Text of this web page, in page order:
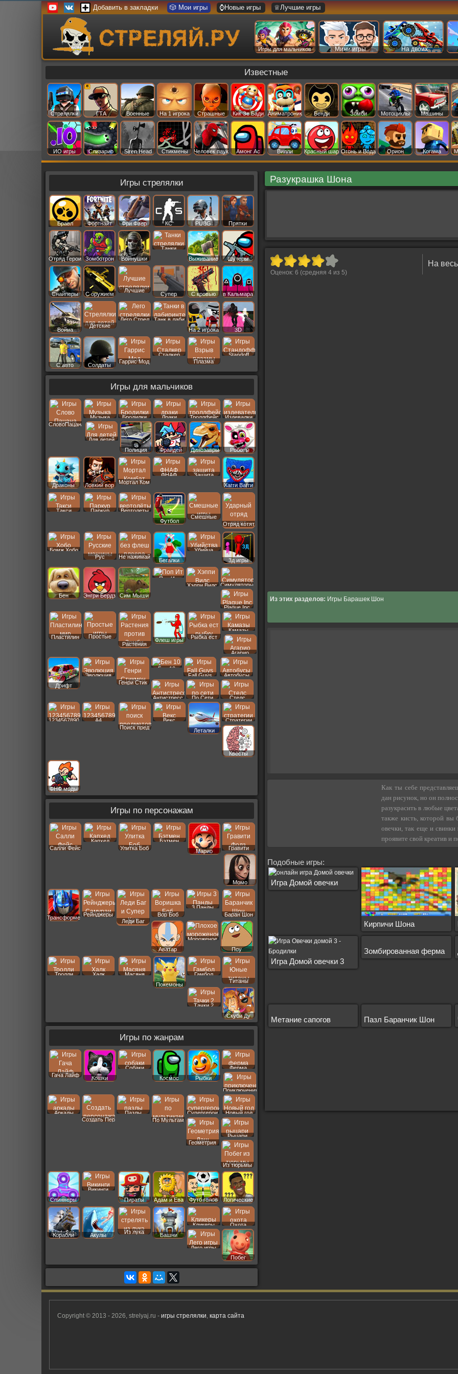
Добавить в закладки 🎲 Мои игры ⌚Новые игры ♕Лучшие игры
Игры для мальчиков Мини игры На двоих
Известные
Стрелялки ГТА Военные На 1 игрока Страшные Кик Зе Бади Аниматроник Бенди Зомби Мотоциклы Машины
ИО игры Слизарио Siren Head Стикмены Человек паук Амонг Ас Вилли Красный шар Огонь и Вода Орион Когама
Разукрашка Шона
Оценок: 6 (средняя 4из 5)
На
Из этих разделов: Игры Барашек Шон
Как ты себе
дан рисунок, но он
разукрасить в любые
также кисть, которой вы
овечки, так еще и
проявите свой креатив и
Подобные игры:
Игра Домой овечки
Кирпичи Шона
Игра Домой овечки 3
Зомбированная ферма
Метание сапогов Пазл Баранчик Шон
Игры стрелялки
Бравл
Старс
Фортнайт Фри Фаер КС PUBG Прятки
Отряд Герои Зомботрон Войнушки
Танки
Выживание
Шутеры
Снайперы С оружием
Лучшие
Супер С кровью в Кальмара
Война
Детские
Лего Стрел
Танк в лаби
На 2 игрока
3D
С авто Солдаты
Гаррис Мод
Сталкер
Плазма
Standoff
Игры для мальчиков
СловоПацана
Музыка Бродилки Драки Троллфейс Издевалки
Для детей
Полиция
Фрайдей Динозавры Роботы
Драконы Ловкий вор
Мортал Ком
ФНАФ
Защита
Хагги Вагги
Такси Паркур
Вертолеты
Футбол
Смешные
Отряд котят
Бомж Хобо
Рус
Не нажимай
Бегалки
Убийца
3д игры
Бен Энгри Бердз Сим Мыши
Поп Ит
Хэппи Вилс Симуляторы
Plague Inc
Пластилин
Простые
Растения
Флеш игры
Рыбка ест
Камазы
Агарио
Дрифт
Эволюция
Генри Стик
Бен 10
Fall Guys
Автобусы
Антистресс По Сети Стелс
1234567890
A4
Поиск пред
Векс
Леталки
Стратегии
Квесты
ФНФ моды
Игры по персонажам
Салли Фейс
Капхед
Улитка Боб
Бэтмен
Марио
Гравити
Фолз
Момо
Трансформеры
Рейнджеры
Леди Баг
Вор Боб
3 Панды
Баран Шон
Аватар
Мороженое
Поу
Тролли Халк
Масяня
Покемоны
Гамбол
Титаны
Тачки 2
Скуби Ду
Игры по жанрам
Гача Лайф
Кошки
Собаки
Космос
Рыбки
Ферма
Приключения
Аркады
Создать Пер
Пазлы
По Мультам
Супергерои Новый год
Геометрия
Рыцари
Из тюрьмы
Спиннеры
Викинги
Пираты
Адам и Ева Футб голов Логические
Корабли Акулы
Из лука
Башни
Кликеры Охота
Лего игры
Побег
Copyright © 2013 - 2026, strelyaj.ru - игры стрелялки, карта сайта